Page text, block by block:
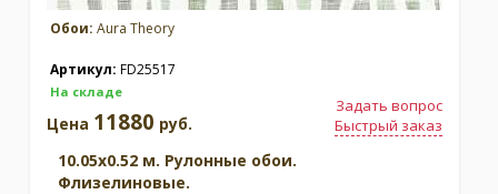
Обои: Aura Theory
Артикул: FD25517
На складе
Задать вопрос
Быстрый заказ
Цена 11880 руб.
10.05x0.52 м. Рулонные обои.
Флизелиновые.